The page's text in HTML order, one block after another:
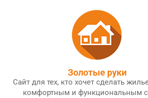
Золотые руки
Сайт для тех, кто хочет сделать
комфортным и функциональным